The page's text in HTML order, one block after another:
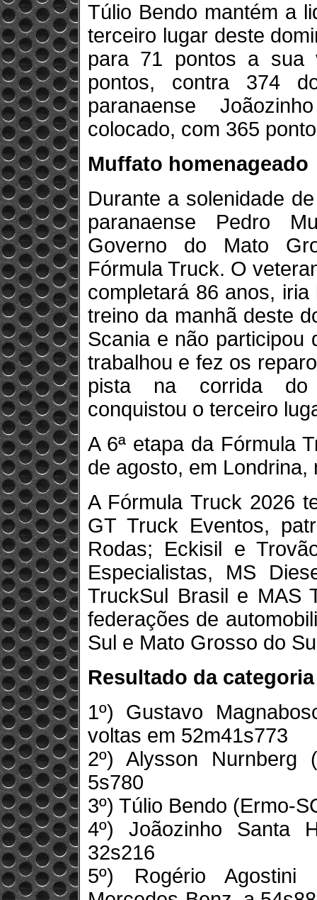
Túlio Bendo mantém a
terceiro lugar deste
para 71 pontos a sua
pontos, contra 374
paranaense
colocado, com 365
Muffato homenageado
Durante a solenidade
paranaense Pedro
Governo do Mato
Fórmula Truck. O
completará 86 anos,
treino da manhã deste
Scania e não participou
trabalhou e fez os
pista na corrida do
conquistou o terceiro
A 6ª etapa da Fórmula
de agosto, em Londrina,
A Fórmula Truck 2026
GT Truck Eventos,
Rodas; Eckisil e
Especialistas, MS
TruckSul Brasil e MAS
federações de
Sul e Mato Grosso do
Resultado da
1º) Gustavo
voltas em 52m41s773
2º) Alysson
5s780
3º) Túlio Bendo (Ermo-
4º) Joãozinho Santa
32s216
5º) Rogério